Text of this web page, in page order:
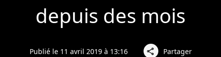
depuis des mois
Publié le 11 avril 2019 à 13:16 share Partager